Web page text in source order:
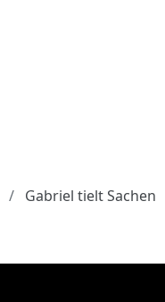
Gabriel tielt Sachen